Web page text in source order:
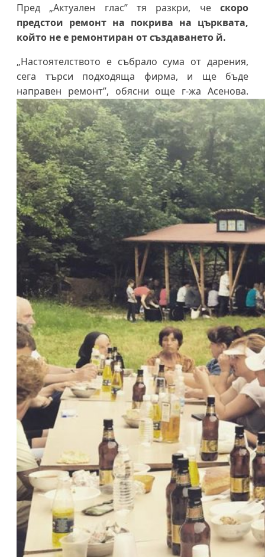
Пред „Актуален глас” тя разкри, че скоро
предстои ремонт на покрива на църквата,
който не е ремонтиран от създаването й.
„Настоятелството е събрало сума от дарения,
сега търси подходяща фирма, и ще бъде
направен ремонт”, обясни още г-жа Асенова.